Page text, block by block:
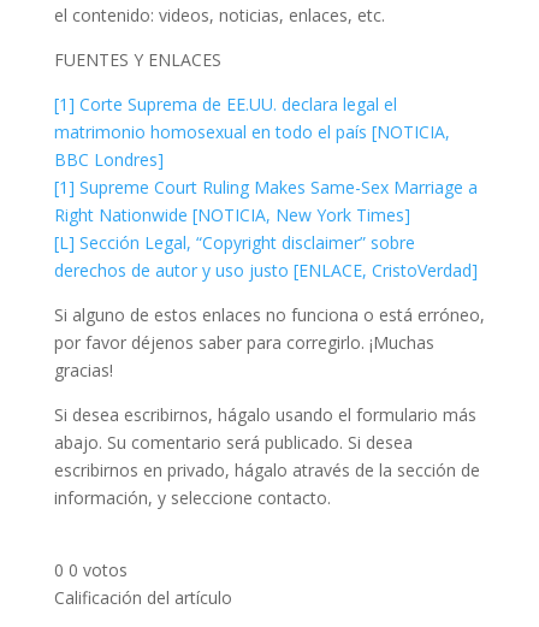
el contenido: videos, noticias, enlaces, etc.
FUENTES Y ENLACES
[1] Corte Suprema de EE.UU. declara legal el
matrimonio homosexual en todo el país [NOTICIA,
BBC Londres]
[1] Supreme Court Ruling Makes Same-Sex Marriage a
Right Nationwide [NOTICIA, New York Times]
[L] Sección Legal, “Copyright disclaimer” sobre
derechos de autor y uso justo [ENLACE, CristoVerdad]
Si alguno de estos enlaces no funciona o está erróneo,
por favor déjenos saber para corregirlo. ¡Muchas
gracias!
Si desea escribirnos, hágalo usando el formulario más
abajo. Su comentario será publicado. Si desea
escribirnos en privado, hágalo através de la sección de
información, y seleccione contacto.
0 0 votos
Calificación del artículo